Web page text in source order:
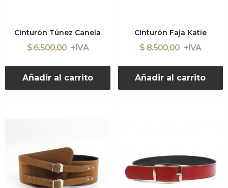
Cinturón Túnez Canela
$ 6.500,00
Añadir al carrito
Cinturón Faja Katie
$ 8.500,00
Añadir al carrito